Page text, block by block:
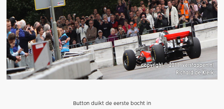
Button duikt de eerste bocht in